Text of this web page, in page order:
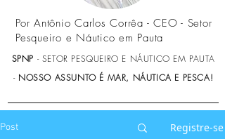
Por Antônio Carlos Corrêa - CEO - Setor
Pesqueiro e Náutico em Pauta
SPNP - SETOR PESQUEIRO E NÁUTICO EM PAUTA
- NOSSO ASSUNTO É MAR, NÁUTICA E PESCA!
Post Registre-se